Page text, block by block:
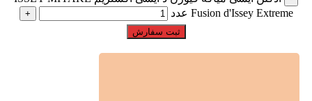
Fusion d'Issey Extreme عدد
ثبت سفارش